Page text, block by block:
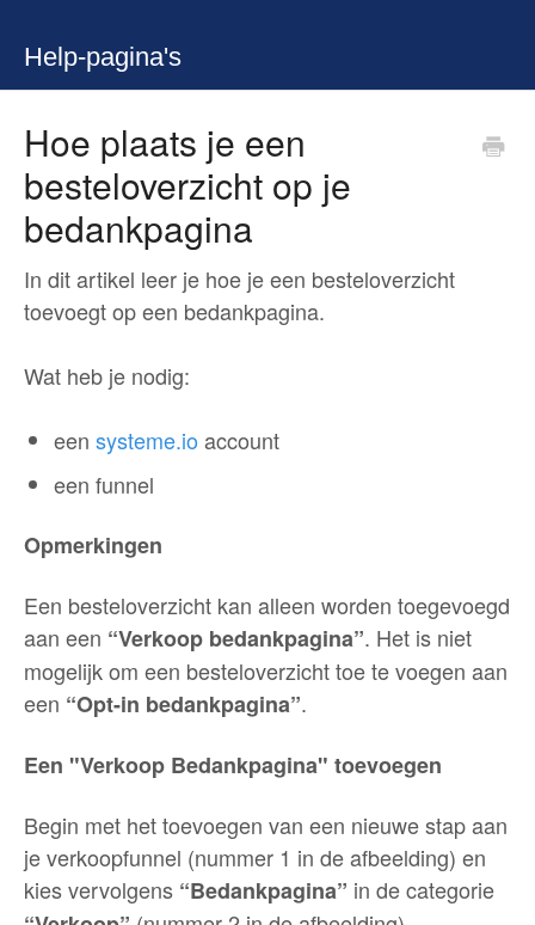
Help-pagina's
Hoe plaats je een
besteloverzicht op je
bedankpagina
In dit artikel leer je hoe je een besteloverzicht
toevoegt op een bedankpagina.
Wat heb je nodig:
een systeme.io account
een funnel
Opmerkingen
Een besteloverzicht kan alleen worden toegevoegd
aan een “Verkoop bedankpagina”. Het is niet
mogelijk om een besteloverzicht toe te voegen aan
een “Opt-in bedankpagina”.
Een "Verkoop Bedankpagina" toevoegen
Begin met het toevoegen van een nieuwe stap aan
je verkoopfunnel (nummer 1 in de afbeelding) en
kies vervolgens “Bedankpagina” in de categorie